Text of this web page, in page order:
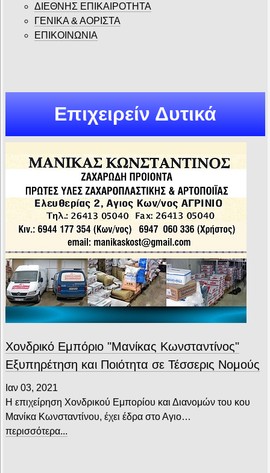
ΔΙΕΘΝΗΣ ΕΠΙΚΑΙΡΟΤΗΤΑ
ΓΕΝΙΚΑ & ΑΟΡΙΣΤΑ
ΕΠΙΚΟΙΝΩΝΙΑ
Επιχειρείν Δυτικά
Χονδρικό Εμπόριο "Μανίκας Κωνσταντίνος"
Εξυπηρέτηση και Ποιότητα σε Τέσσερις Νομούς
Ιαν 03, 2021
Η επιχείρηση Χονδρικού Εμπορίου και Διανομών του κου
Μανίκα Κωνσταντίνου, έχει έδρα στο Αγιο…
περισσότερα...